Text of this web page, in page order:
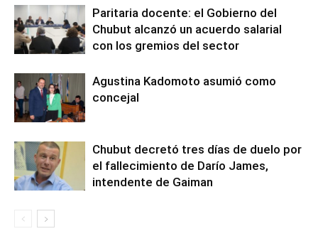
Paritaria docente: el Gobierno del
Chubut alcanzó un acuerdo salarial
con los gremios del sector
Agustina Kadomoto asumió como
concejal
Chubut decretó tres días de duelo por
el fallecimiento de Darío James,
intendente de Gaiman